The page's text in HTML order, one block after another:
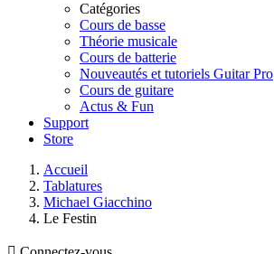
Catégories
Cours de basse
Théorie musicale
Cours de batterie
Nouveautés et tutoriels Guitar Pro
Cours de guitare
Actus & Fun
Support
Store
Accueil
Tablatures
Michael Giacchino
Le Festin